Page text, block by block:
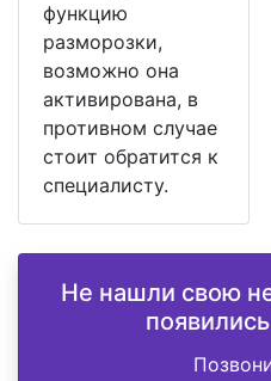
функцию
разморозки,
возможно она
активирована, в
противном случае
стоит обратится к
специалисту.
Не нашли свою